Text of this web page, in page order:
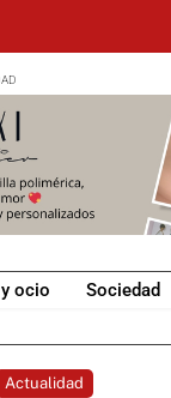
ocio Sociedad
Actualidad